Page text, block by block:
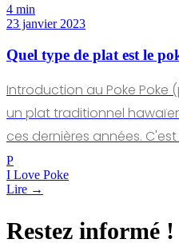
4 min
23 janvier 2023
Quel type de plat est le
Introduction au Poke Poke
un plat traditionnel
ces dernières années.
P
I Love Poke
Lire →
Restez informé